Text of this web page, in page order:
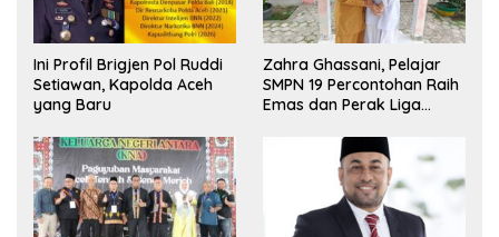
Ini Profil Brigjen Pol Ruddi
Setiawan, Kapolda Aceh
yang Baru
Zahra Ghassani, Pelajar
SMPN 19 Percontohan Raih
Emas dan Perak Liga